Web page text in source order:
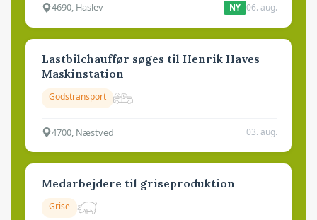
4690, Haslev NY 06. aug.
Lastbilchauffør søges til Henrik Haves
Maskinstation
Godstransport
4700, Næstved 03. aug.
Medarbejdere til griseproduktion
Grise